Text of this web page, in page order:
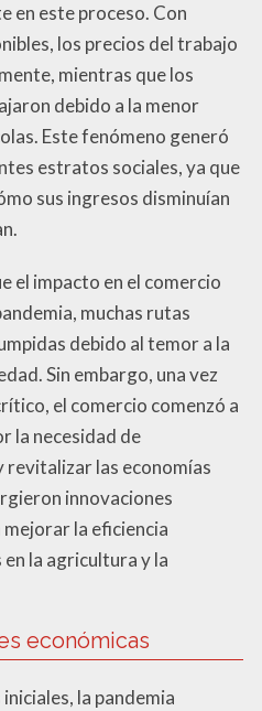
en este proceso. Con
los precios del trabajo
mientras que los
debido a la menor
Este fenómeno generó
estratos sociales, ya que
sus ingresos disminuían
el impacto en el comercio
muchas rutas
debido al temor a la
Sin embargo, una vez
el comercio comenzó a
la necesidad de
revitalizar las economías
innovaciones
la eficiencia
la agricultura y la
económicas
la pandemia